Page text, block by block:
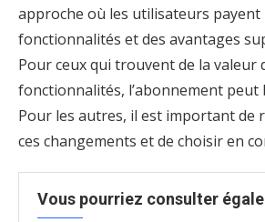
approche où les utilisateurs payent
fonctionnalités et des avantages
Pour ceux qui trouvent de la valeur
fonctionnalités, l’abonnement peut
Pour les autres, il est important de
ces changements et de choisir en
Vous pourriez consulter